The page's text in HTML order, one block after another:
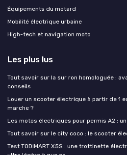
Équipements du motard
Mobilité électrique urbaine
High-tech et navigation moto
Les plus lus
Tout savoir sur la sur ron homologuée :
conseils
Louer un scooter électrique à partir de 1
marche ?
Les motos électriques pour permis A2 :
Tout savoir sur le city coco : le scooter
Test TODIMART X5S : une trottinette